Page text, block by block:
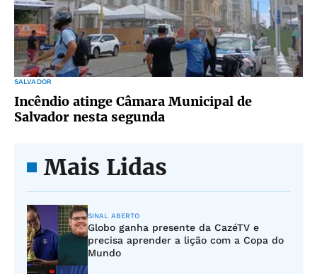
SALVADOR
Incêndio atinge Câmara Municipal de
Salvador nesta segunda
Mais Lidas
SINAL ABERTO
Globo ganha presente da CazéTV e
precisa aprender a lição com a Copa do
Mundo